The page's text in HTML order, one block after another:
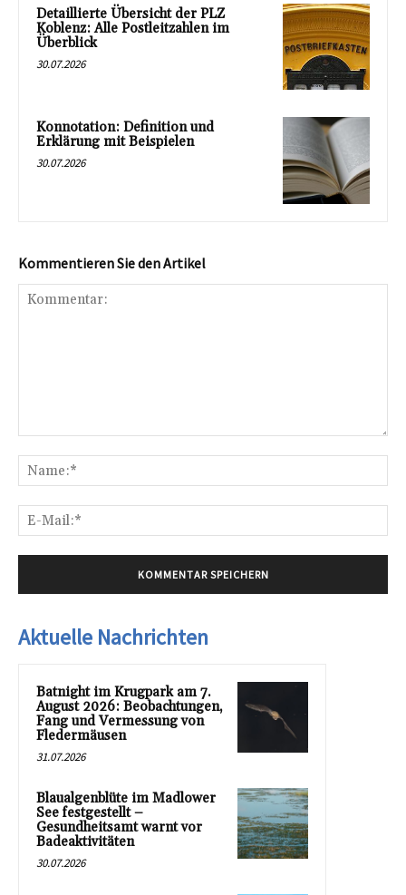
Detaillierte Übersicht der PLZ
Koblenz: Alle Postleitzahlen im
Überblick
30.07.2026
Konnotation: Definition und
Erklärung mit Beispielen
30.07.2026
Kommentieren Sie den Artikel
Aktuelle Nachrichten
Batnight im Krugpark am 7.
August 2026: Beobachtungen,
Fang und Vermessung von
Fledermäusen
31.07.2026
Blaualgenblüte im Madlower
See festgestellt –
Gesundheitsamt warnt vor
Badeaktivitäten
30.07.2026